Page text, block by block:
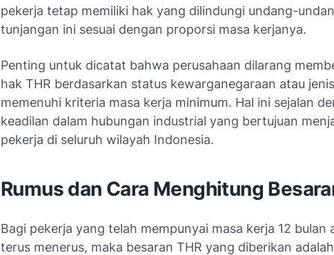
pekerja tetap memiliki hak yang dilindungi undang-
tunjangan ini sesuai dengan proporsi masa kerjanya.
Penting untuk dicatat bahwa perusahaan dilarang
hak THR berdasarkan status kewarganegaraan atau
memenuhi kriteria masa kerja minimum. Hal ini sejalan
keadilan dalam hubungan industrial yang bertujuan
pekerja di seluruh wilayah Indonesia.
Rumus dan Cara Menghitung
Bagi pekerja yang telah mempunyai masa kerja 12 bulan
terus menerus, maka besaran THR yang diberikan